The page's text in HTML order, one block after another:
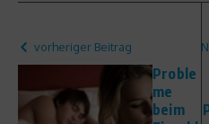
vorheriger Beitrag
Proble
me
beim